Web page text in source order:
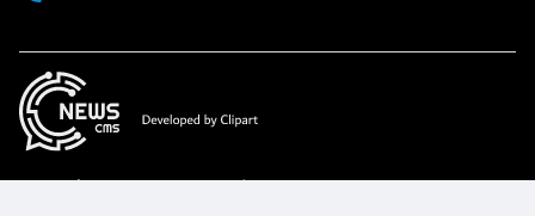
© 2022 iPRESS ყველა უფლება დაცულია